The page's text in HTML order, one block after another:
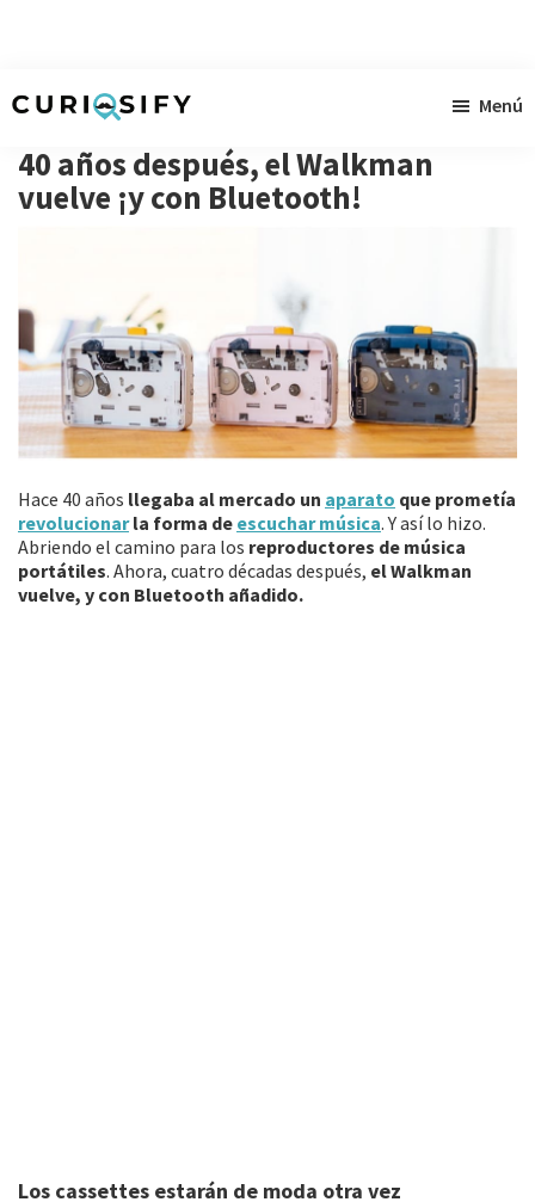
contenido
principal
barra
pie
de
Noticias
singulares
a
Menú
40 años después, el Walkman
vuelve ¡y con Bluetooth!
Hace 40 años llegaba al mercado un aparato que prometía
revolucionarla forma de escuchar música. Y así lo hizo.
Abriendo el camino para los reproductores de música
portátiles. Ahora, cuatro décadas después, el Walkman
vuelve, y con Bluetooth añadido.
Los cassettes estarán de moda otra vez